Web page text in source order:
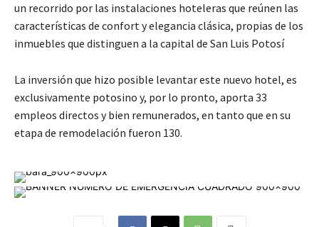
un recorrido por las instalaciones hoteleras que reúnen las
características de confort y elegancia clásica, propias de los
inmuebles que distinguen a la capital de San Luis Potosí
La inversión que hizo posible levantar este nuevo hotel, es
exclusivamente potosino y, por lo pronto, aporta 33
empleos directos y bien remunerados, en tanto que en su
etapa de remodelación fueron 130.